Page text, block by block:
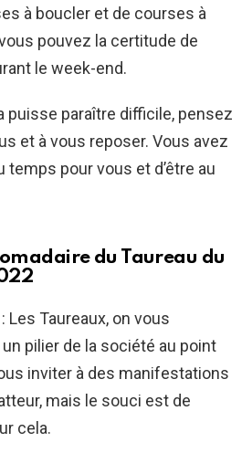
à boucler et de courses à
pouvez la certitude de
le week-end.
puisse paraître difficile, pensez
et à vous reposer. Vous avez
temps pour vous et d’être au
du Taureau du
: Les Taureaux, on vous
pilier de la société au point
inviter à des manifestations
mais le souci est de
cela.